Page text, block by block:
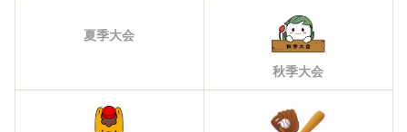
夏季大会
秋季大会